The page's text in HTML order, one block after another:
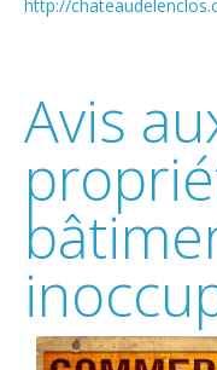
http://
Avis